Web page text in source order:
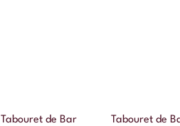
Tabouret de Bar
Tabouret de